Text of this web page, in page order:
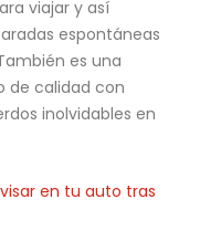
viajar y así
espontáneas
es una
de calidad con
inolvidables en
en tu auto tras